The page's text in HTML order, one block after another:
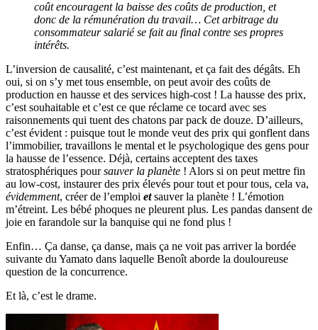
coût encouragent la baisse des coûts de production, et
donc de la rémunération du travail… Cet arbitrage du
consommateur salarié se fait au final contre ses propres
intérêts.
L’inversion de causalité, c’est maintenant, et ça fait des dégâts. Eh
oui, si on s’y met tous ensemble, on peut avoir des coûts de
production en hausse et des services high-cost ! La hausse des prix,
c’est souhaitable et c’est ce que réclame ce tocard avec ses
raisonnements qui tuent des chatons par pack de douze. D’ailleurs,
c’est évident : puisque tout le monde veut des prix qui gonflent dans
l’immobilier, travaillons le mental et le psychologique des gens pour
la hausse de l’essence. Déjà, certains acceptent des taxes
stratosphériques poursauver la planète ! Alors si on peut mettre fin
au low-cost, instaurer des prix élevés pour tout et pour tous, cela va,
évidemment, créer de l’emploi etsauver la planète ! L’émotion
m’étreint. Les bébé phoques ne pleurent plus. Les pandas dansent de
joie en farandole sur la banquise qui ne fond plus !
Enfin… Ça danse, ça danse, mais ça ne voit pas arriver la bordée
suivante du Yamato dans laquelle Benoît aborde la douloureuse
question de la concurrence.
Et là, c’est le drame.